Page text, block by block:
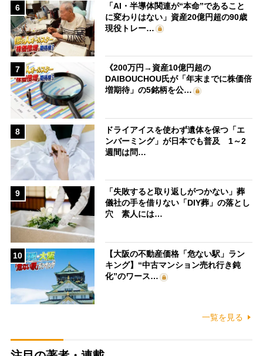
6
「AI・半導体関連が“本命”であること
に変わりはない」資産20億円超の90歳
現役トレー…
7
《200万円→資産10億円超の
DAIBOUCHOU氏が「年末までに株価倍
増期待」の5銘柄を公…
8
ドライアイスを使わず遺体を保つ「エ
ンバーミング」が日本でも普及 1～2
週間は問…
9
「失敗すると取り返しがつかない」葬
儀社の手を借りない「DIY葬」の落とし
穴 素人には…
10
【大阪の不動産価格「危ない駅」ラン
キング】“中古マンション売れ行き鈍
化”のワース…
一覧を見る